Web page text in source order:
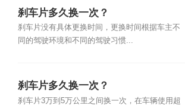
刹车片多久换一次？
刹车片没有具体更换时间，更换时间根据车主不
同的驾驶环境和不同的驾驶习惯...
刹车片多久换一次？
刹车片3万到5万公里之间换一次，在车辆使用超